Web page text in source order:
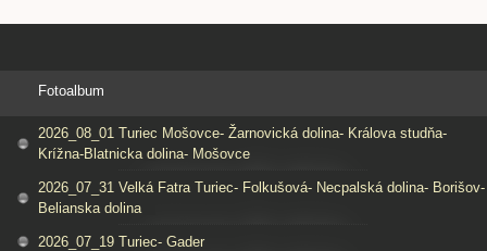
Fotoalbum
2026_08_01 Turiec Mošovce- Žarnovická dolina- Králova studňa-
Krížna-Blatnicka dolina- Mošovce
2026_07_31 Velká Fatra Turiec- Folkušová- Necpalská dolina- Borišov-
Belianska dolina
2026_07_19 Turiec- Gader